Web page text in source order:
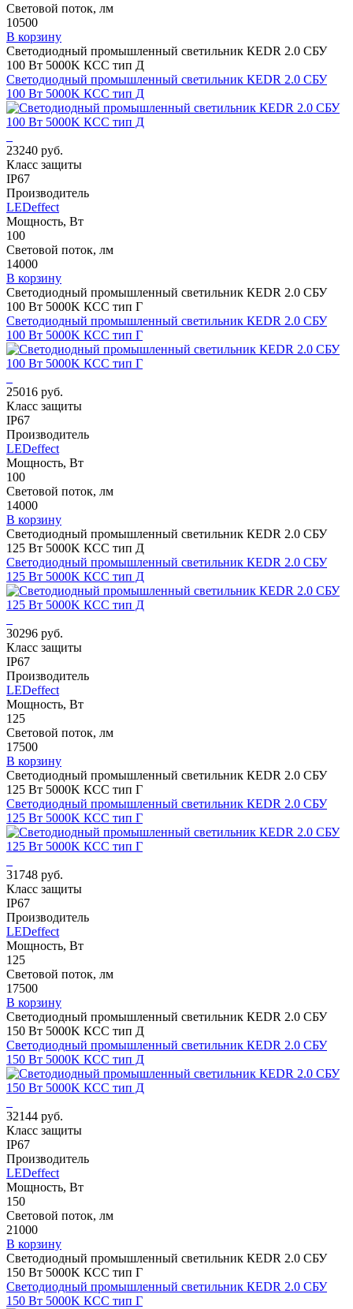
Световой поток, лм
10500
В корзину
Светодиодный промышленный светильник КЕDR 2.0 СБУ
100 Вт 5000K КСС тип Д
Светодиодный промышленный светильник КЕDR 2.0 СБУ
100 Вт 5000K КСС тип Д
23240 руб.
Класс защиты
IP67
Производитель
LEDeffect
Мощность, Вт
100
Световой поток, лм
14000
В корзину
Светодиодный промышленный светильник КЕDR 2.0 СБУ
100 Вт 5000K КСС тип Г
Светодиодный промышленный светильник КЕDR 2.0 СБУ
100 Вт 5000K КСС тип Г
25016 руб.
Класс защиты
IP67
Производитель
LEDeffect
Мощность, Вт
100
Световой поток, лм
14000
В корзину
Светодиодный промышленный светильник КЕDR 2.0 СБУ
125 Вт 5000K КСС тип Д
Светодиодный промышленный светильник КЕDR 2.0 СБУ
125 Вт 5000K КСС тип Д
30296 руб.
Класс защиты
IP67
Производитель
LEDeffect
Мощность, Вт
125
Световой поток, лм
17500
В корзину
Светодиодный промышленный светильник КЕDR 2.0 СБУ
125 Вт 5000K КСС тип Г
Светодиодный промышленный светильник КЕDR 2.0 СБУ
125 Вт 5000K КСС тип Г
31748 руб.
Класс защиты
IP67
Производитель
LEDeffect
Мощность, Вт
125
Световой поток, лм
17500
В корзину
Светодиодный промышленный светильник КЕDR 2.0 СБУ
150 Вт 5000K КСС тип Д
Светодиодный промышленный светильник КЕDR 2.0 СБУ
150 Вт 5000K КСС тип Д
32144 руб.
Класс защиты
IP67
Производитель
LEDeffect
Мощность, Вт
150
Световой поток, лм
21000
В корзину
Светодиодный промышленный светильник КЕDR 2.0 СБУ
150 Вт 5000K КСС тип Г
Светодиодный промышленный светильник КЕDR 2.0 СБУ
150 Вт 5000K КСС тип Г